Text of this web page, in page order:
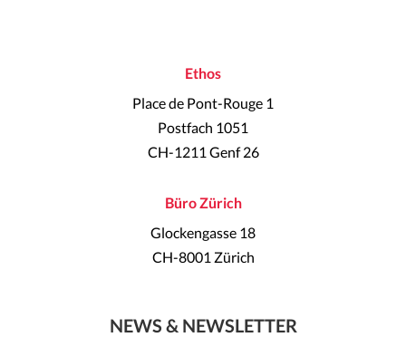
Ethos
Place de Pont-Rouge 1
Postfach 1051
CH-1211 Genf 26
Büro Zürich
Glockengasse 18
CH-8001 Zürich
NEWS & NEWSLETTER